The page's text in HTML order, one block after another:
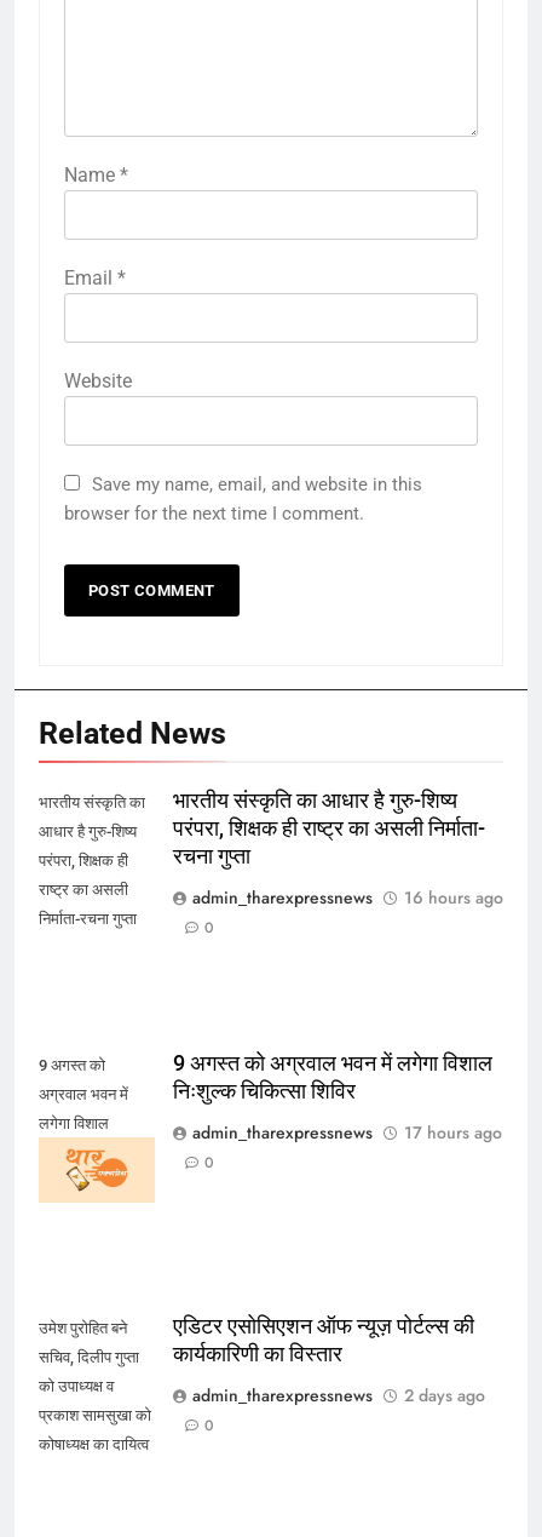
Name *
Email *
Website
Save my name, email, and website in this
browser for the next time I comment.
Related News
भारतीय संस्कृति का
आधार है गुरु-शिष्य
परंपरा, शिक्षक ही
राष्ट्र का असली
निर्माता-रचना गुप्ता
भारतीय संस्कृति का आधार है गुरु-शिष्य
परंपरा, शिक्षक ही राष्ट्र का असली निर्माता-
रचना गुप्ता
admin_tharexpressnews
16 hours ago
0
9 अगस्त को
अग्रवाल भवन में
लगेगा विशाल
निःशुल्क चिकित्सा
शिविर
9 अगस्त को अग्रवाल भवन में लगेगा विशाल
निःशुल्क चिकित्सा शिविर
admin_tharexpressnews
17 hours ago
0
उमेश पुरोहित बने
सचिव, दिलीप गुप्ता
को उपाध्यक्ष व
प्रकाश सामसुखा को
कोषाध्यक्ष का दायित्व
एडिटर एसोसिएशन ऑफ न्यूज़ पोर्टल्स की
कार्यकारिणी का विस्तार
admin_tharexpressnews
2 days ago
0